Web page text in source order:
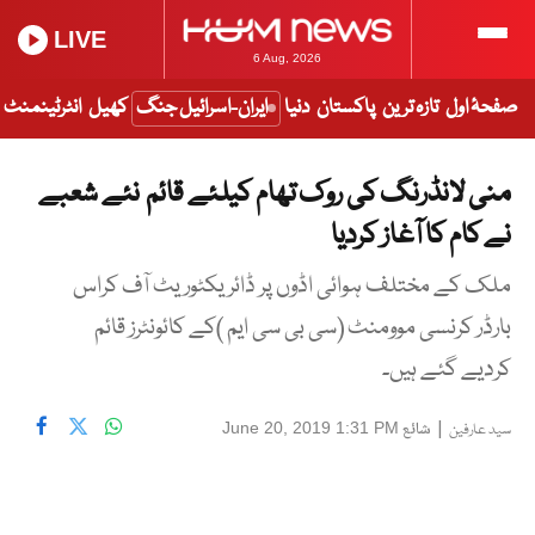
6 Aug, 2026
LIVE
صفحۂ اول تازہ ترین پاکستان دنیا ایران-اسرائیل جنگ کھیل انٹرٹینمنٹ
منی لانڈرنگ کی روک تھام کیلئے قائم نئے شعبے
نے کام کا آغاز کردیا
ملک کے مختلف ہوائی اڈوں پر ڈائریکٹوریٹ آف کراس
بارڈر کرنسی موومنٹ (سی بی سی ایم )کے کائونٹرز قائم
کردیے گئے ہیں۔
سید عارفین | شائع June 20, 2019 1:31 PM